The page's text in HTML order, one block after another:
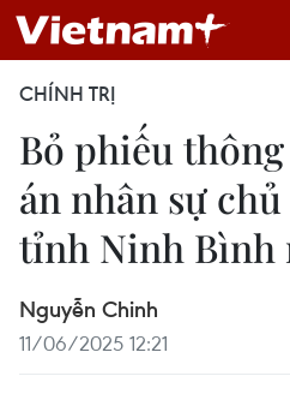
CHÍNH TRỊ
Bỏ phiếu
án nhân sự
tỉnh Ninh Bình
Nguyễn Chinh
11/06/2025 12:21